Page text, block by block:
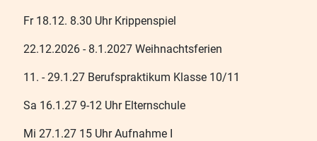
Fr 18.12. 8.30 Uhr Krippenspiel
22.12.2026 - 8.1.2027 Weihnachtsferien
11. - 29.1.27 Berufspraktikum Klasse 10/11
Sa 16.1.27 9-12 Uhr Elternschule
Mi 27.1.27 15 Uhr Aufnahme I